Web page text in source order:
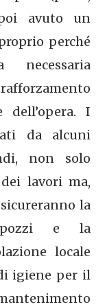
avuto un
perché
necessaria
I
da alcuni
non solo
lavori ma,
la
pozzi e la
locale
igiene per il